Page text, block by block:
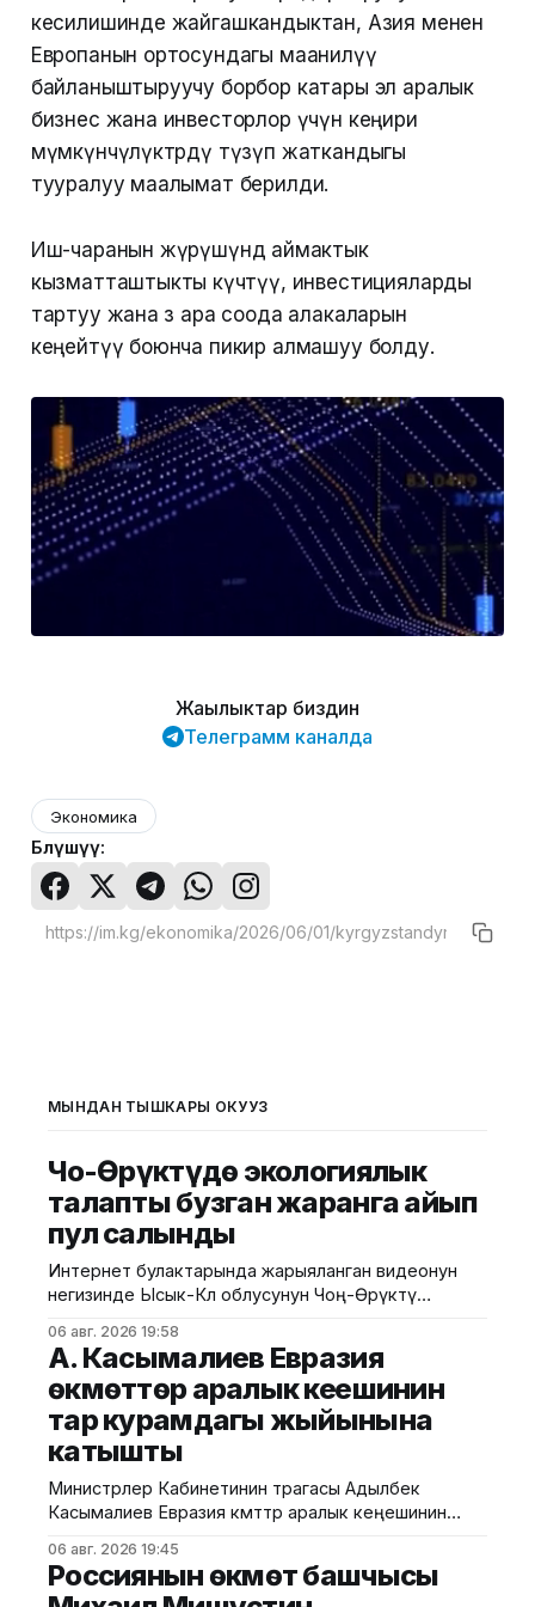
кесилишинде жайгашкандыктан, Азия менен
Европанын ортосундагы маанилүү
байланыштыруучу борбор катары эл аралык
бизнес жана инвесторлор үчүн кеңири
мүмкүнчүлүктөрдү түзүп жаткандыгы
тууралуу маалымат берилди.
Иш-чаранын жүрүшүндө аймактык
кызматташтыкты күчөтүү, инвестицияларды
тартуу жана өз ара соода алакаларын
кеңейтүү боюнча пикир алмашуу болду.
Жаңылыктар биздин
Телеграмм каналда
Экономика
Бөлүшүү:
МЫНДАН ТЫШКАРЫ ОКУҢУЗ
Чоң-Өрүктүдө экологиялык
талапты бузган жаранга айып
пул салынды
Интернет булактарында жарыяланган видеонун
негизинде Ысык-Көл облусунун Чоң-Өрүктү
жерге төгүү фактысы аныкталды. Бул тууралуу
Жаратылыш ресурстары, экология жана
техникалык көзөмөл министрлигинен билдиришти.
Маалыматка ылайык, Экологиялык жана
техникалык көзөмөл кызматынын Ысык-Көл
регионалдык башкармалыгынын тескөөчүлөрү
жүргүзгөн текшерүүдө экологиялык талаптарды
бузган жаран аныкталган. Жыйынтыгында "Укук
06 авг. 2026 19:58
А. Касымалиев Евразия
өкмөттөр аралык кеңешинин
тар курамдагы жыйынына
катышты
Министрлер Кабинетинин төрагасы Адылбек
Касымалиев Евразия өкмөттөр аралык кеңешинин
тууралуу Өкмөттүн басма сөз кызматынан
билдиришти. Жыйындын алдында ЕАЭБге мүчө
06 авг. 2026 19:45
Россиянын өкмөт башчысы